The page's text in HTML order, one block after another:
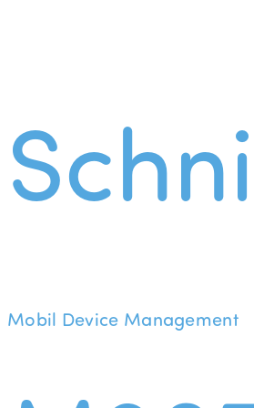
Mobil Device Management